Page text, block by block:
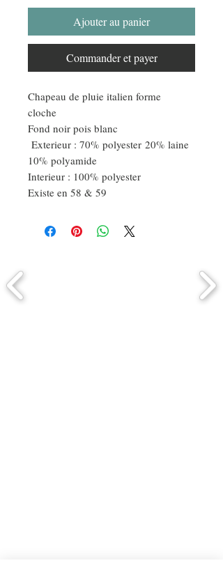
Ajouter au panier
Commander et payer
Chapeau de pluie italien forme
cloche
Fond noir pois blanc
Exterieur : 70% polyester 20% laine
10% polyamide
Interieur : 100% polyester
Existe en 58 & 59